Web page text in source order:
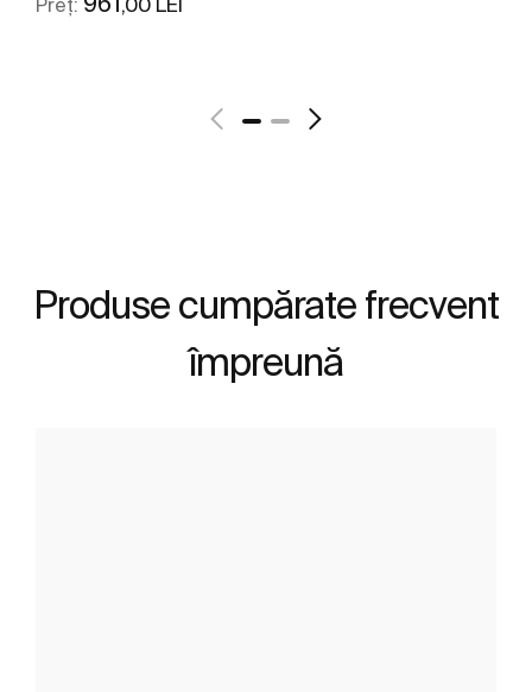
Preț:
Produse cumpărate frecvent
împreună